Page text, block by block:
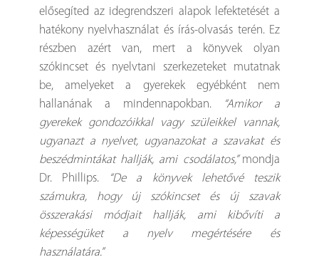
elősegíted az idegrendszeri alapok lefektetését a
hatékony nyelvhasználat és írás-olvasás terén. Ez
részben azért van, mert a könyvek olyan
szókincset és nyelvtani szerkezeteket mutatnak
be, amelyeket a gyerekek egyébként nem
hallanának a mindennapokban. “Amikor a
gyerekek gondozóikkal vagy szüleikkel vannak,
ugyanazt a nyelvet, ugyanazokat a szavakat és
beszédmintákat hallják, ami csodálatos,” mondja
Dr. Phillips.
“De a könyvek lehetővé teszik
számukra, hogy új szókincset és új szavak
összerakási módjait hallják, ami kibővíti a
képességüket a nyelv megértésére és
használatára.”